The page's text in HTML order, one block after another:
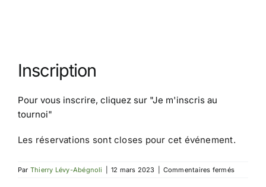
Inscription
Pour vous inscrire, cliquez sur "Je m'inscris au
tournoi"
Les réservations sont closes pour cet événement.
Par Thierry Lévy-Abégnoli 12 mars 2023 Commentaires ferméssur